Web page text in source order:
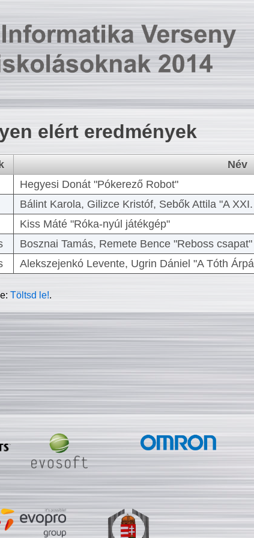
elért eredmények
Név
Hegyesi Donát "Pókerező Robot"
Bálint Karola, Gilizce Kristóf, Sebők Attila "A
Kiss Máté "Róka-nyúl játékgép"
Bosznai Tamás, Remete Bence "Reboss csapat"
Alekszejenkó Levente, Ugrin Dániel "A Tóth
Töltsd le!.